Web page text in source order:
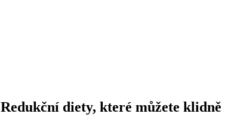
Redukční diety, které můžete klidně